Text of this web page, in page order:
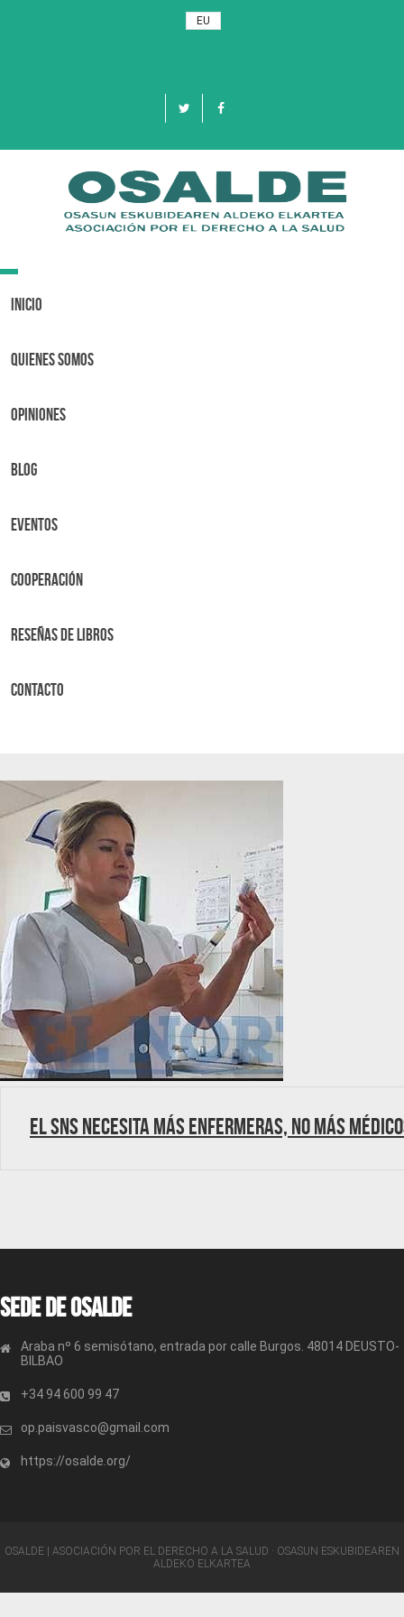
EU
Toggle
Inicio
Quienes Somos
OPINIONES
BLOG
Eventos
Cooperación
Reseñas de libros
Contacto
El SNS necesita más enfermeras, no más
Sede de OSALDE
Araba nº 6 semisótano, entrada por calle Burgos. 48014 DEUSTO-
BILBAO
+34 94 600 99 47
op.paisvasco@gmail.com
https://osalde.org/
OSALDE | ASOCIACIÓN POR EL DERECHO A LA SALUD · OSASUN ESKUBIDEAREN
ALDEKO ELKARTEA